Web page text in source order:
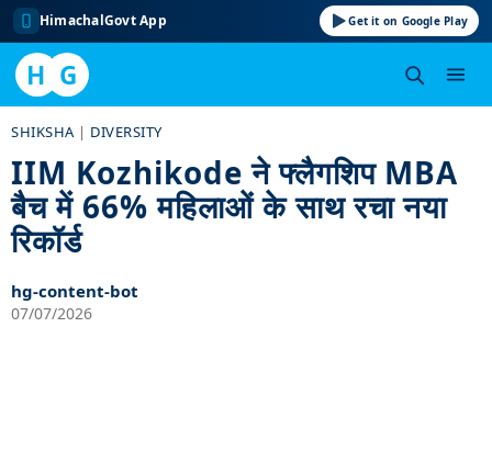
HimachalGovt App Get it on Google Play
H G
content
SHIKSHA | DIVERSITY
IIM Kozhikode ने फ्लैगशिप MBA
बैच में 66% महिलाओं के साथ रचा नया
रिकॉर्ड
hg-content-bot
07/07/2026